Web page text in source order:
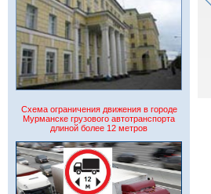
Схема ограничения движения в городе
Мурманске грузового автотранспорта
длиной более 12 метров